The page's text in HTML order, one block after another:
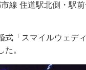
線 住道駅北側・駅
式「スマイルウェデ
。